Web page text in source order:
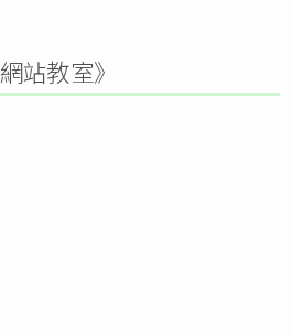
站教室》